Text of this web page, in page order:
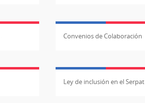
Convenios de Colaboración
Ley de inclusión en el Serpat